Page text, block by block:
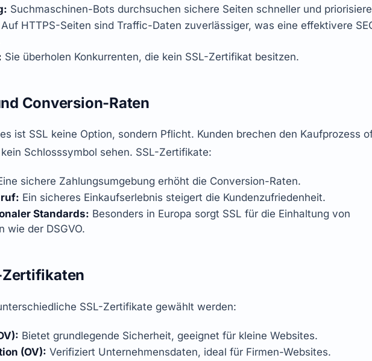
Suchmaschinen-Bots durchsuchen sichere Seiten schneller und
Auf HTTPS-Seiten sind Traffic-Daten zuverlässiger, was eine effektivere
Sie überholen Konkurrenten, die kein SSL-Zertifikat besitzen.
Conversion-Raten
ist SSL keine Option, sondern Pflicht. Kunden brechen den Kaufprozess
Schlosssymbol sehen. SSL-Zertifikate:
sichere Zahlungsumgebung erhöht die Conversion-Raten.
Ein sicheres Einkaufserlebnis steigert die Kundenzufriedenheit.
Standards: Besonders in Europa sorgt SSL für die Einhaltung von
wie der DSGVO.
Zertifikaten
SSL-Zertifikate gewählt werden:
Bietet grundlegende Sicherheit, geeignet für kleine Websites.
(OV): Verifiziert Unternehmensdaten, ideal für Firmen-Websites.